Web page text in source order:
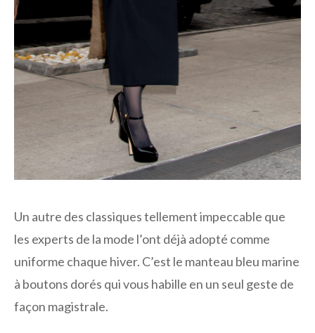
Un autre des classiques tellement impeccable que
les experts de la mode l’ont déjà adopté comme
uniforme chaque hiver. C’est le manteau bleu marine
à boutons dorés qui vous habille en un seul geste de
façon magistrale.